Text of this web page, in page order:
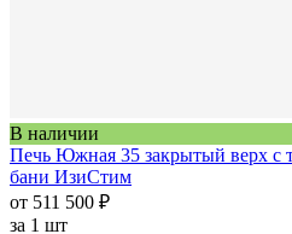
В наличии
Печь Южная 35 закрытый верх с
бани ИзиСтим
от 511 500 ₽
за 1 шт